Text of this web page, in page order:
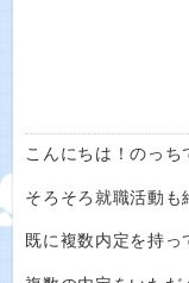
こんにちは！のっち
そろそろ就職活動も
既に複数内定を持っ